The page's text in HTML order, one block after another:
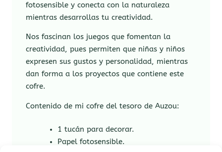
fotosensible y conecta con la naturaleza
mientras desarrollas tu creatividad.
Nos fascinan los juegos que fomentan la
creatividad, pues permiten que niñas y niños
expresen sus gustos y personalidad, mientras
dan forma a los proyectos que contiene este
cofre.
Contenido de mi cofre del tesoro de Auzou:
1 tucán para decorar.
Papel fotosensible.